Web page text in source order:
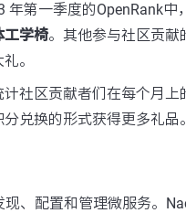
年第一季度的OpenRank
工学椅。其他参与社区贡献
。
社区贡献者们在每个月
兑换的形式获得更多礼品
、配置和管理微服务。